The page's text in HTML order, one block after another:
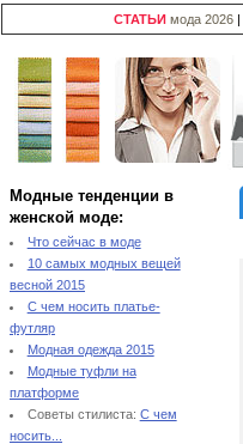
СТАТЬИ мода 2026 |
Модные тенденции в
женской моде:
Что сейчас в моде
10 самых модных вещей
весной 2015
С чем носить платье-
футляр
Модная одежда 2015
Модные туфли на
платформе
Советы стилиста: С чем
носить...